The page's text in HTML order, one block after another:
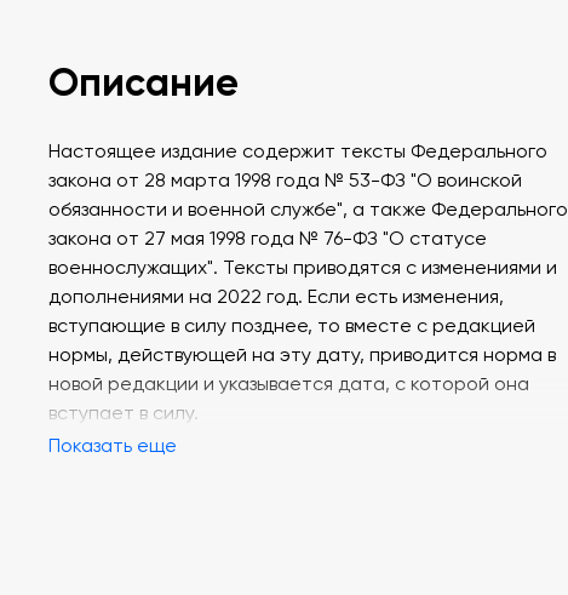
Описание
Настоящее издание содержит тексты Федерального
закона от 28 марта 1998 года № 53-ФЗ "О воинской
обязанности и военной службе", а также Федерального
закона от 27 мая 1998 года № 76-ФЗ "О статусе
военнослужащих". Тексты приводятся с изменениями и
дополнениями на 2022 год. Если есть изменения,
вступающие в силу позднее, то вместе с редакцией
нормы, действующей на эту дату, приводится норма в
новой редакции и указывается дата, с которой она
вступает в силу.
Показать еще